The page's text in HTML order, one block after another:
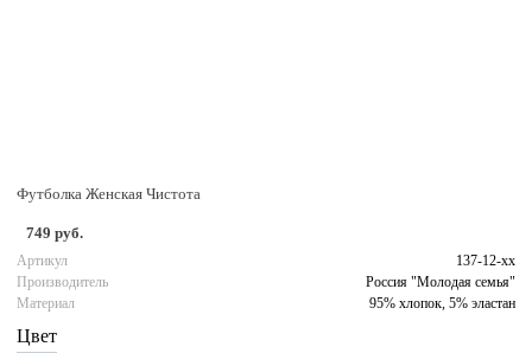
Футболка Женская Чистота
749 руб.
Артикул
137-12-хх
Производитель
Россия "Молодая семья"
Материал
95% хлопок, 5% эластан
Цвет